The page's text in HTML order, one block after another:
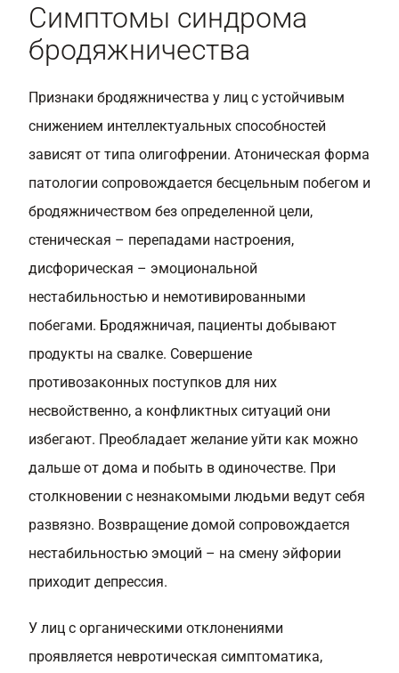
Симптомы синдрома
бродяжничества
Признаки бродяжничества у лиц с устойчивым
снижением интеллектуальных способностей
зависят от типа олигофрении. Атоническая форма
патологии сопровождается бесцельным побегом и
бродяжничеством без определенной цели,
стеническая – перепадами настроения,
дисфорическая – эмоциональной
нестабильностью и немотивированными
побегами. Бродяжничая, пациенты добывают
продукты на свалке. Совершение
противозаконных поступков для них
несвойственно, а конфликтных ситуаций они
избегают. Преобладает желание уйти как можно
дальше от дома и побыть в одиночестве. При
столкновении с незнакомыми людьми ведут себя
развязно. Возвращение домой сопровождается
нестабильностью эмоций – на смену эйфории
приходит депрессия.
У лиц с органическими отклонениями
проявляется невротическая симптоматика,